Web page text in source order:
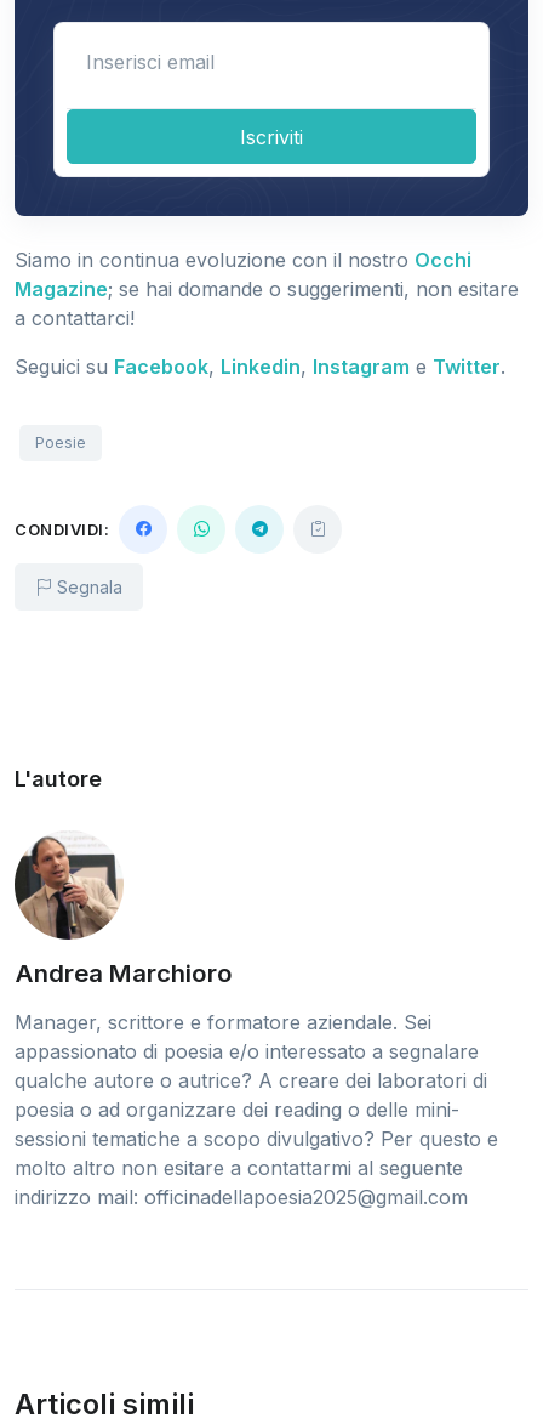
Iscriviti
Siamo in continua evoluzione con il nostro Occhi
Magazine; se hai domande o suggerimenti, non esitare
a contattarci!
Seguici su Facebook, Linkedin, Instagram e Twitter.
Poesie
CONDIVIDI:
Segnala
L'autore
Andrea Marchioro
Manager, scrittore e formatore aziendale. Sei
appassionato di poesia e/o interessato a segnalare
qualche autore o autrice? A creare dei laboratori di
poesia o ad organizzare dei reading o delle mini-
sessioni tematiche a scopo divulgativo? Per questo e
molto altro non esitare a contattarmi al seguente
indirizzo mail: officinadellapoesia2025@gmail.com
Articoli simili